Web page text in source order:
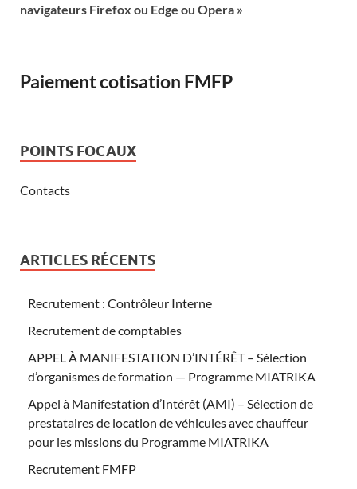
navigateurs Firefox ou Edge ou Opera »
Paiement cotisation FMFP
POINTS FOCAUX
Contacts
ARTICLES RÉCENTS
Recrutement : Contrôleur Interne
Recrutement de comptables
APPEL À MANIFESTATION D’INTÉRÊT – Sélection
d’organismes de formation — Programme MIATRIKA
Appel à Manifestation d’Intérêt (AMI) – Sélection de
prestataires de location de véhicules avec chauffeur
pour les missions du Programme MIATRIKA
Recrutement FMFP